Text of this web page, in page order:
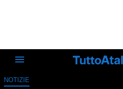
NOTIZIE